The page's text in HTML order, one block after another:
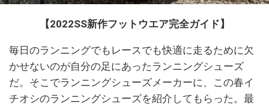
【2022SS新作フットウエア完全ガイド】
毎日のランニングでもレースでも快適に走るために欠
かせないのが自分の足にあったランニングシューズ
だ。そこでランニングシューズメーカーに、この春イ
チオシのランニングシューズを紹介してもらった。最